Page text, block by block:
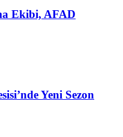
Ekibi, AFAD
Yeni Sezon